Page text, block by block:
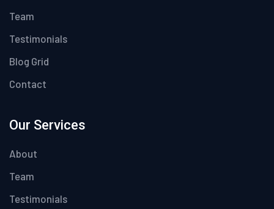
Team
Testimonials
Blog Grid
Contact
Our Services
About
Team
Testimonials